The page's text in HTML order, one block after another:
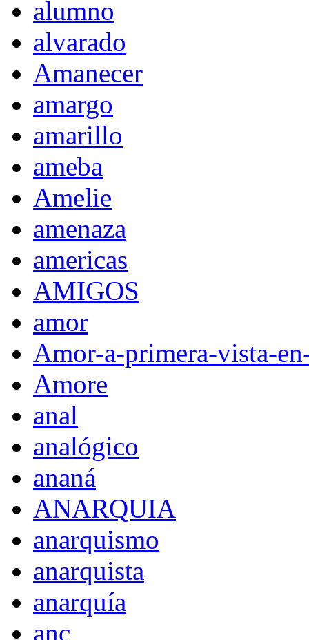
alumno
alvarado
Amanecer
amargo
amarillo
ameba
Amelie
amenaza
americas
AMIGOS
amor
Amor-a-primera-vista-
Amore
anal
analógico
ananá
ANARQUIA
anarquismo
anarquista
anarquía
anc